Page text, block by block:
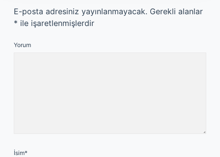
E-posta adresiniz yayınlanmayacak. Gerekli alanlar
* ile işaretlenmişlerdir
Yorum
İsim*